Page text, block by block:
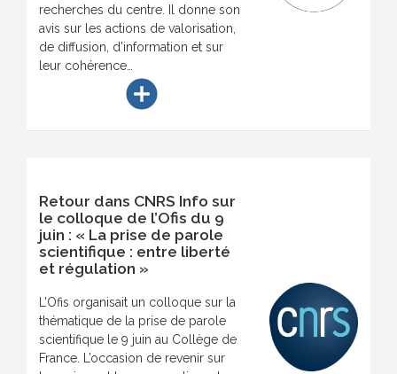
recherches du centre. Il donne son
avis sur les actions de valorisation,
de diffusion, d’information et sur
leur cohérence…
add_circle
Retour dans CNRS Info sur
le colloque de l’Ofis du 9
juin : « La prise de parole
scientifique : entre liberté
et régulation »
L’Ofis organisait un colloque sur la
thématique de la prise de parole
scientifique le 9 juin au Collège de
France. L’occasion de revenir sur